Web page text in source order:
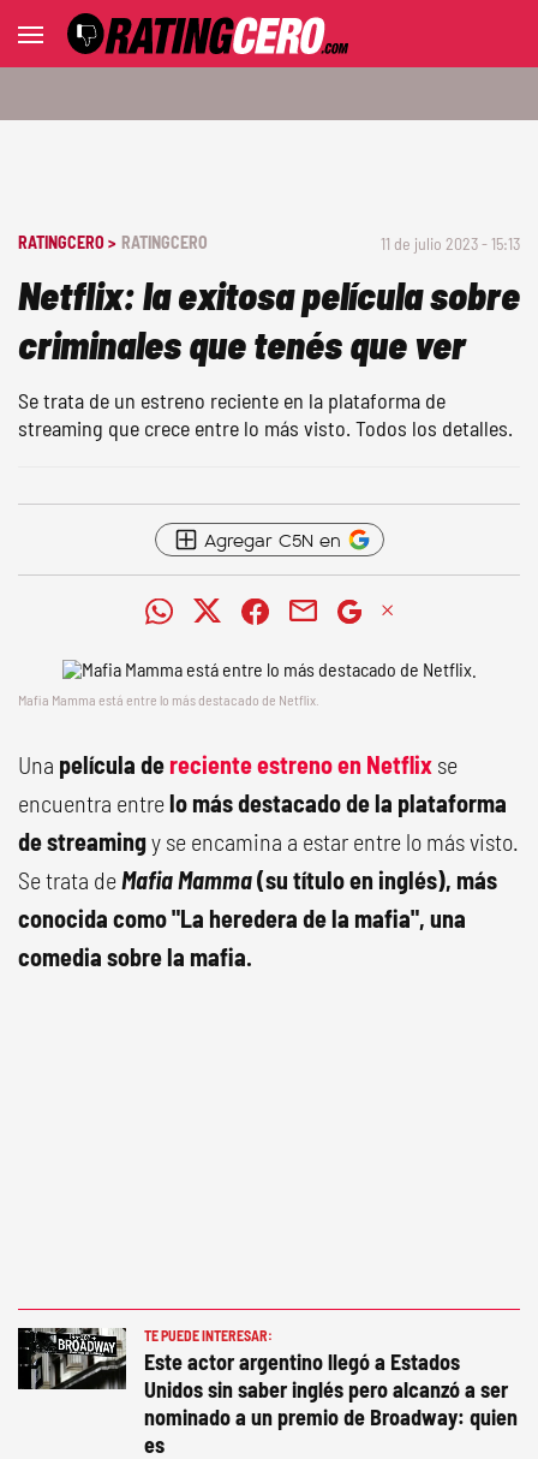
RATINGCERO > RATINGCERO 11 de julio 2023 - 15:13
Netflix: la exitosa película sobre
criminales que tenés que ver
Se trata de un estreno reciente en la plataforma de
streaming que crece entre lo más visto. Todos los detalles.
Agregar C5N en
Mafia Mamma está entre lo más destacado de Netflix.
Una película de reciente estreno en Netflix se
encuentra entrelo más destacado de la plataforma
de streamingy se encamina a estar entre lo más visto.
Se trata deMafia Mamma(su título en inglés), más
conocida como "La heredera de la mafia", una
comedia sobre la mafia.
TE PUEDE INTERESAR:
Este actor argentino llegó a Estados
Unidos sin saber inglés pero alcanzó a ser
nominado a un premio de Broadway: quien
es